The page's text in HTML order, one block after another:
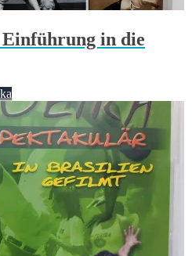
in die